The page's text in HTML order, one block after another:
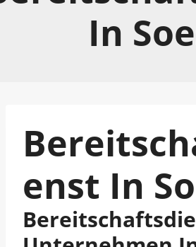
In
Enst In